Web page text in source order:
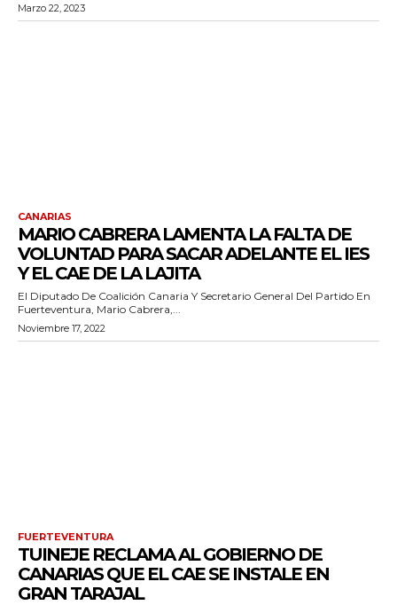
Marzo 22, 2023
CANARIAS
MARIO CABRERA LAMENTA LA FALTA DE
VOLUNTAD PARA SACAR ADELANTE EL IES
Y EL CAE DE LA LAJITA
El Diputado De Coalición Canaria Y Secretario General Del Partido En
Fuerteventura, Mario Cabrera,...
Noviembre 17, 2022
FUERTEVENTURA
TUINEJE RECLAMA AL GOBIERNO DE
CANARIAS QUE EL CAE SE INSTALE EN
GRAN TARAJAL